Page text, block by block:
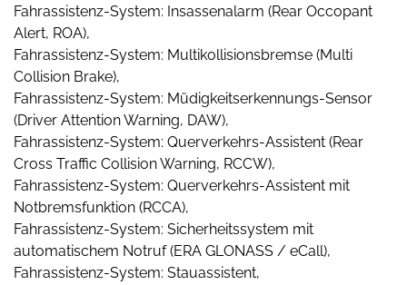
Fahrassistenz-System: Insassenalarm (Rear Occopant
Alert, ROA),
Fahrassistenz-System: Multikollisionsbremse (Multi
Collision Brake),
Fahrassistenz-System: Müdigkeitserkennungs-Sensor
(Driver Attention Warning, DAW),
Fahrassistenz-System: Querverkehrs-Assistent (Rear
Cross Traffic Collision Warning, RCCW),
Fahrassistenz-System: Querverkehrs-Assistent mit
Notbremsfunktion (RCCA),
Fahrassistenz-System: Sicherheitssystem mit
automatischem Notruf (ERA GLONASS / eCall),
Fahrassistenz-System: Stauassistent,